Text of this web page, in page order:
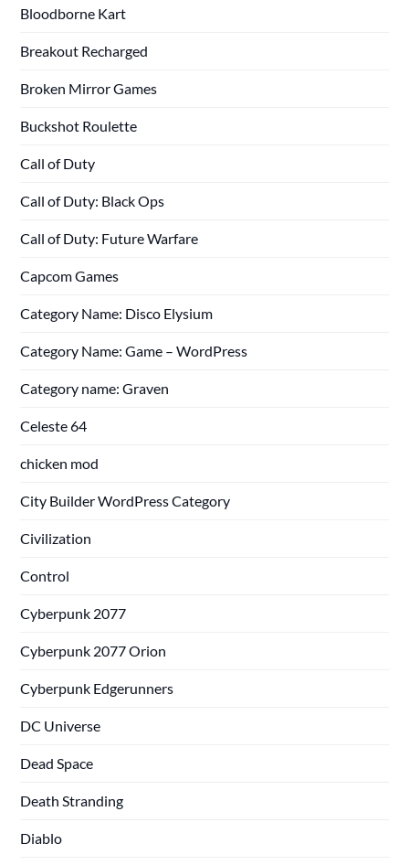
Bloodborne Kart
Breakout Recharged
Broken Mirror Games
Buckshot Roulette
Call of Duty
Call of Duty: Black Ops
Call of Duty: Future Warfare
Capcom Games
Category Name: Disco Elysium
Category Name: Game – WordPress
Category name: Graven
Celeste 64
chicken mod
City Builder WordPress Category
Civilization
Control
Cyberpunk 2077
Cyberpunk 2077 Orion
Cyberpunk Edgerunners
DC Universe
Dead Space
Death Stranding
Diablo